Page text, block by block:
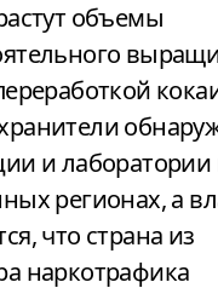
объемы
и лаборатории
регионах, а
что страна из
наркотрафика